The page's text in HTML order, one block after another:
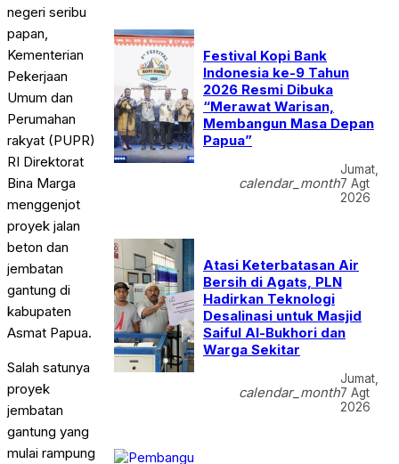
negeri seribu
papan,
Kementerian
Pekerjaan
Umum dan
Perumahan
rakyat (PUPR)
RI Direktorat
Bina Marga
menggenjot
proyek jalan
beton dan
jembatan
gantung di
kabupaten
Asmat Papua.
Salah satunya
proyek
jembatan
gantung yang
mulai rampung
Festival Kopi Bank
Indonesia ke-9 Tahun
2026 Resmi Dibuka
“Merawat Warisan,
Membangun Masa Depan
Papua”
calendar_month
Jumat,
7 Agt
2026
Atasi Keterbatasan Air
Bersih di Agats, PLN
Hadirkan Teknologi
Desalinasi untuk Masjid
Saiful Al-Bukhori dan
Warga Sekitar
calendar_month
Jumat,
7 Agt
2026